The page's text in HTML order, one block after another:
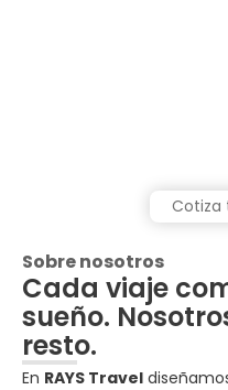
Sobre nosotros
Cada viaje
sueño.
resto.
En RAYS Travel
Cotiza